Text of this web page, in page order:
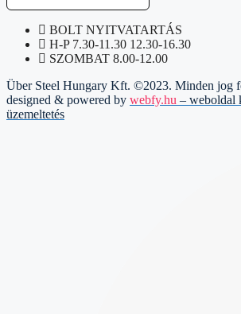
BOLT NYITVATARTÁS
H-P 7.30-11.30 12.30-16.30
SZOMBAT 8.00-12.00
Über Steel Hungary Kft. ©2023. Minden jog
designed & powered by webfy.hu – weboldal
üzemeltetés